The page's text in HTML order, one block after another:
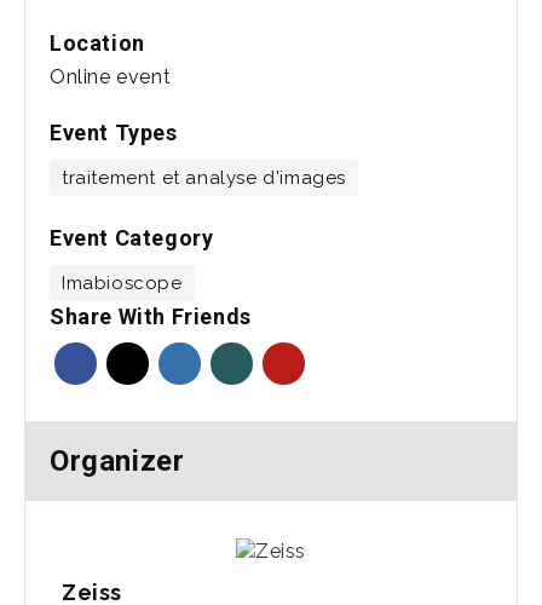
Location
Online event
Event Types
traitement et analyse d'images
Event Category
Imabioscope
Share With Friends
Organizer
Zeiss